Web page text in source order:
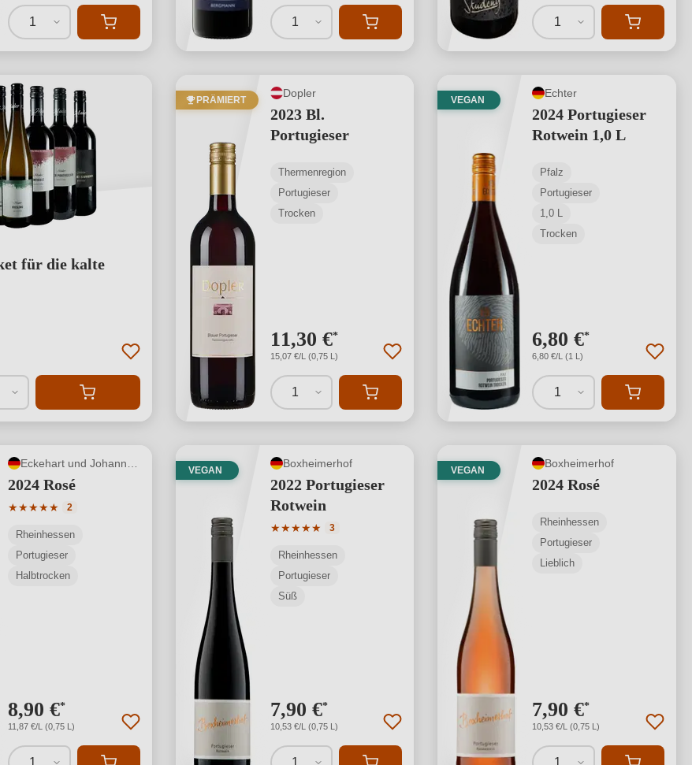
1 1 1
für die kalte
PRÄMIERT
Dopler
2023 Bl.
Portugieser
Thermenregion
Portugieser
Trocken
11,30 €*
15,07 €/L (0,75 L)
1
VEGAN
Echter
2024 Portugieser
Rotwein 1,0 L
Pfalz
Portugieser
1,0 L
Trocken
6,80 €*
6,80 €/L (1 L)
1
2024 Rosé
★★★★★
Durchschnittliche Bewertung von 5 von 5 Sternen
2
Rheinhessen
Portugieser
Halbtrocken
8,90 €*
11,87 €/L (0,75 L)
1
VEGAN
Boxheimerhof
2022 Portugieser
Rotwein
★★★★★
Durchschnittliche Bewertung von 5 von 5 Sternen
3
Rheinhessen
Portugieser
Süß
7,90 €*
10,53 €/L (0,75 L)
1
VEGAN
Boxheimerhof
2024 Rosé
Rheinhessen
Portugieser
Lieblich
7,90 €*
10,53 €/L (0,75 L)
1